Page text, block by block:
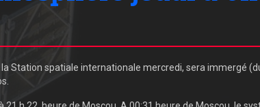
Station spatiale internationale mercredi, sera immergé